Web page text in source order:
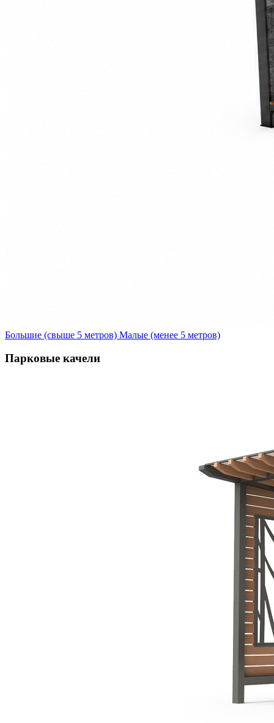
Большие (свыше 5 метров) Малые (менее 5 метров)
Парковые качели